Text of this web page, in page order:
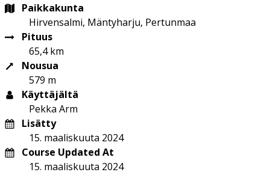
Paikkakunta
Hirvensalmi, Mäntyharju, Pertunmaa
Pituus
65,4 km
Nousua
579 m
Käyttäjältä
Pekka Arm
Lisätty
15. maaliskuuta 2024
Course Updated At
15. maaliskuuta 2024